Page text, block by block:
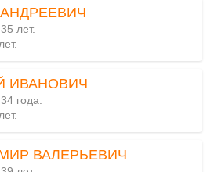
лет.
ИВАНОВИЧ
года.
ВАЛЕРЬЕВИЧ